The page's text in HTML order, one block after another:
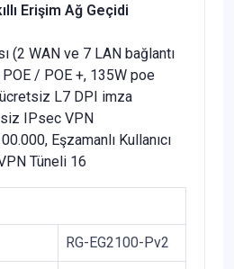
Erişim Ağ Geçidi
(2 WAN ve 7 LAN bağlantı
/ POE +, 135W poe
L7 DPI imza
IPsec VPN
Eşzamanlı Kullanıcı
Tüneli 16
RG-EG2100-Pv2